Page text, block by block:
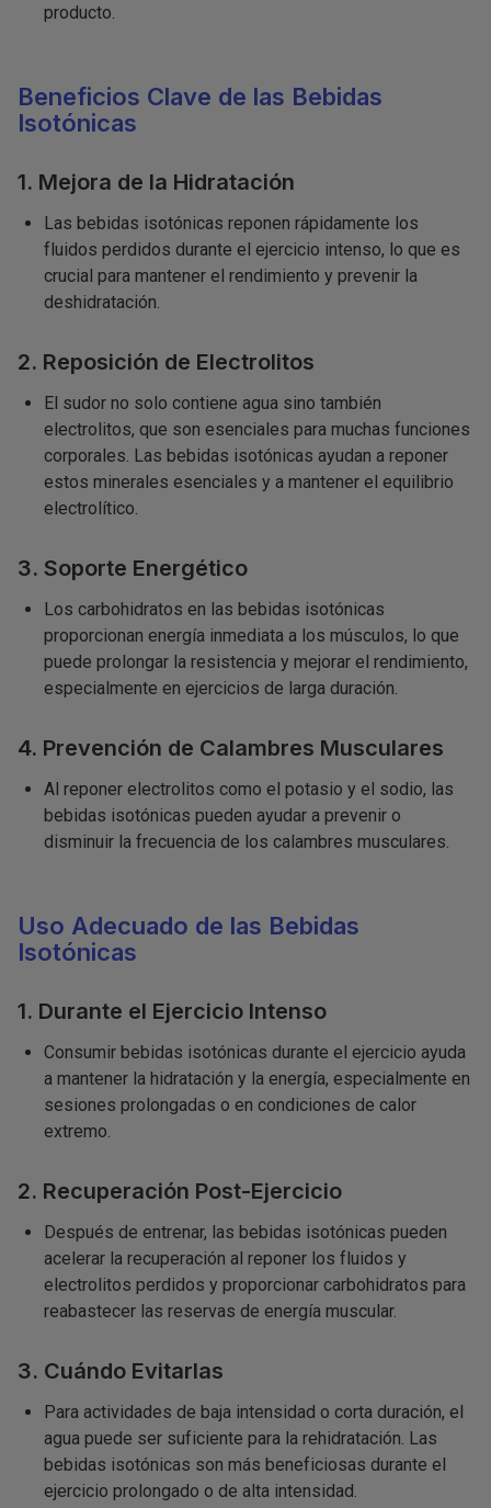
producto.
Beneficios Clave de las Bebidas
Isotónicas
1. Mejora de la Hidratación
Las bebidas isotónicas reponen rápidamente los
fluidos perdidos durante el ejercicio intenso, lo que es
crucial para mantener el rendimiento y prevenir la
deshidratación.
2. Reposición de Electrolitos
El sudor no solo contiene agua sino también
electrolitos, que son esenciales para muchas funciones
corporales. Las bebidas isotónicas ayudan a reponer
estos minerales esenciales y a mantener el equilibrio
electrolítico.
3. Soporte Energético
Los carbohidratos en las bebidas isotónicas
proporcionan energía inmediata a los músculos, lo que
puede prolongar la resistencia y mejorar el rendimiento,
especialmente en ejercicios de larga duración.
4. Prevención de Calambres Musculares
Al reponer electrolitos como el potasio y el sodio, las
bebidas isotónicas pueden ayudar a prevenir o
disminuir la frecuencia de los calambres musculares.
Uso Adecuado de las Bebidas
Isotónicas
1. Durante el Ejercicio Intenso
Consumir bebidas isotónicas durante el ejercicio ayuda
a mantener la hidratación y la energía, especialmente en
sesiones prolongadas o en condiciones de calor
extremo.
2. Recuperación Post-Ejercicio
Después de entrenar, las bebidas isotónicas pueden
acelerar la recuperación al reponer los fluidos y
electrolitos perdidos y proporcionar carbohidratos para
reabastecer las reservas de energía muscular.
3. Cuándo Evitarlas
Para actividades de baja intensidad o corta duración, el
agua puede ser suficiente para la rehidratación. Las
bebidas isotónicas son más beneficiosas durante el
ejercicio prolongado o de alta intensidad.